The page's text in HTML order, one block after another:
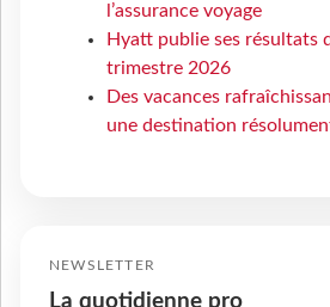
l’assurance voyage
Hyatt publie ses résultats
trimestre 2026
Des vacances
une destination
NEWSLETTER
La quotidienne pro